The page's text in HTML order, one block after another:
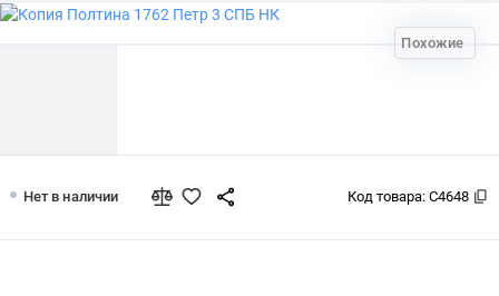
Похожие
Нет в наличии Код товара: C4648